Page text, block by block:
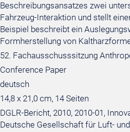
Beschreibungsansatzes zwei
Fahrzeug-Interaktion und stellt
Beispiel beschreibt ein
Formherstellung von
52. Fachausschusssitzung
Conference Paper
deutsch
14,8 x 21,0 cm, 14 Seiten
DGLR-Bericht, 2010, 2010-01,
Deutsche Gesellschaft für Luft-